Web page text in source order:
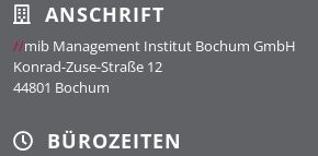
ANSCHRIFT
//mib Management Institut Bochum GmbH
Konrad-Zuse-Straße 12
44801 Bochum
BÜROZEITEN